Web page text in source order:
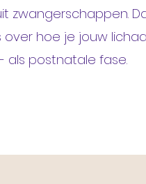
zwangerschappen.
hoe je jouw
als postnatale fase.